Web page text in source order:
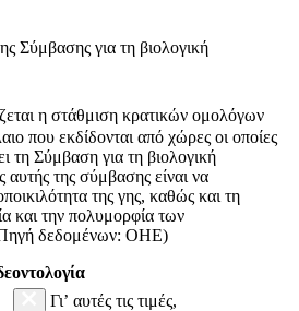
Σύμβασης για τη βιολογική
η στάθμιση κρατικών ομολόγων
που εκδίδονται από χώρες οι οποίες
τη Σύμβαση για τη βιολογική
αυτής της σύμβασης είναι να
της γης, καθώς και τη
και την πολυμορφία των
δεδομένων: ΟΗΕ)
Γι’ αυτές τις τιμές,